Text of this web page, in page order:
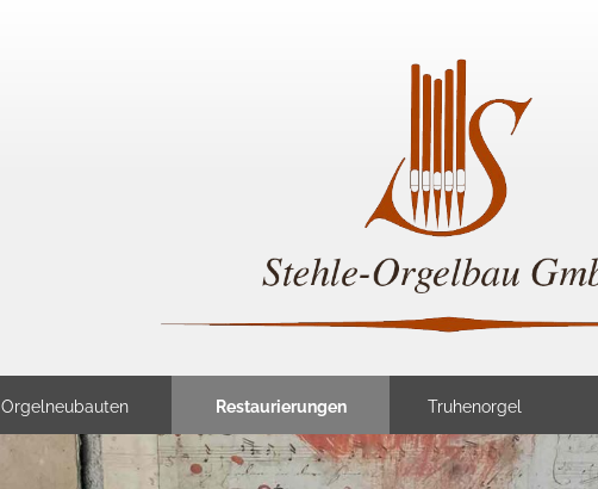
Orgelneubauten Restaurierungen Truhenorgel